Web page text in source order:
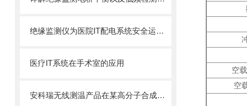
绝缘监测仪为医院IT配电系统安全运行提供保障
医疗IT系统在手术室的应用
安科瑞无线测温产品在某高分子合成工厂配电项目的应用
空
空